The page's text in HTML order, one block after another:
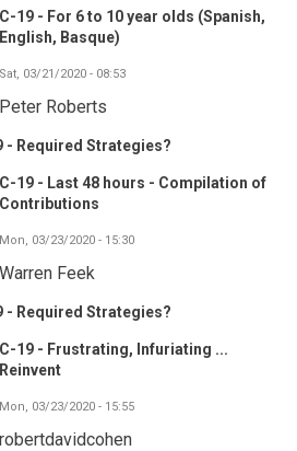
C-19 - For 6 to 10 year olds (Spanish,
English, Basque)
Sat, 03/21/2020 - 08:53
Peter Roberts
- Required Strategies?
C-19 - Last 48 hours - Compilation of
Contributions
Mon, 03/23/2020 - 15:30
Warren Feek
- Required Strategies?
C-19 - Frustrating, Infuriating ...
Reinvent
Mon, 03/23/2020 - 15:55
robertdavidcohen